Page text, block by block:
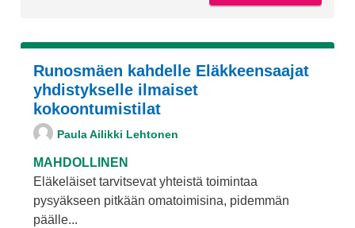
Runosmäen kahdelle Eläkkeensaajat
yhdistykselle ilmaiset
kokoontumistilat
Paula Ailikki Lehtonen
MAHDOLLINEN
Eläkeläiset tarvitsevat yhteistä toimintaa
pysyäkseen pitkään omatoimisina, pidemmän
päälle...